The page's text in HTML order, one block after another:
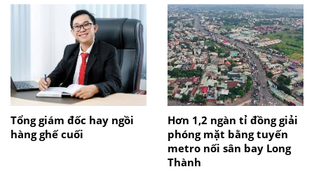
Tổng giám đốc hay ngồi
hàng ghế cuối
Hơn 1,2 ngàn tỉ đồng giải
phóng mặt bằng tuyến
metro nối sân bay Long
Thành